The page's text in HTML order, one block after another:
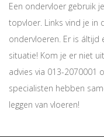
Een ondervloer gebruik
topvloer. Links vind je in
ondervloeren. Er is
situatie! Kom je er niet
advies via 013-2070001
specialisten hebben
leggen van vloeren!